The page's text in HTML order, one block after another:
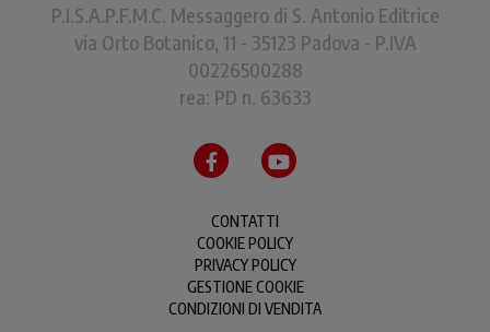
P.I.S.A.P.F.M.C. Messaggero di S. Antonio Editrice
via Orto Botanico, 11 - 35123 Padova - P.IVA
00226500288
rea: PD n. 63633
CONTATTI
COOKIE POLICY
PRIVACY POLICY
GESTIONE COOKIE
CONDIZIONI DI VENDITA